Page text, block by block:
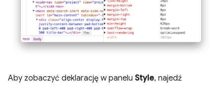
Aby zobaczyć deklarację w panelu Style, najedź